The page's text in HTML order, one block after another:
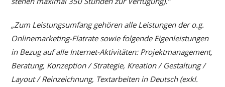
„Zum Leistungsumfang gehören alle Leistungen der o.g.
Onlinemarketing-Flatrate sowie folgende Eigenleistungen
in Bezug auf alle Internet-Aktivitäten: Projektmanagement,
Beratung, Konzeption / Strategie, Kreation / Gestaltung /
Layout / Reinzeichnung, Textarbeiten in Deutsch (exkl.